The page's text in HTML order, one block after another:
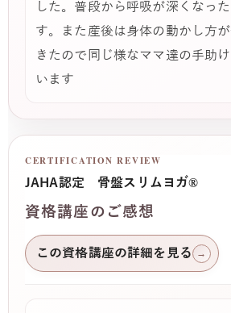
した。普段から呼吸が深くなっ
す。また産後は身体の動かし方
きたので同じ様なママ達の手助
います
CERTIFICATION REVIEW
JAHA認定 骨盤スリムヨガ®
資格講座のご感想
この資格講座の詳細を見る →